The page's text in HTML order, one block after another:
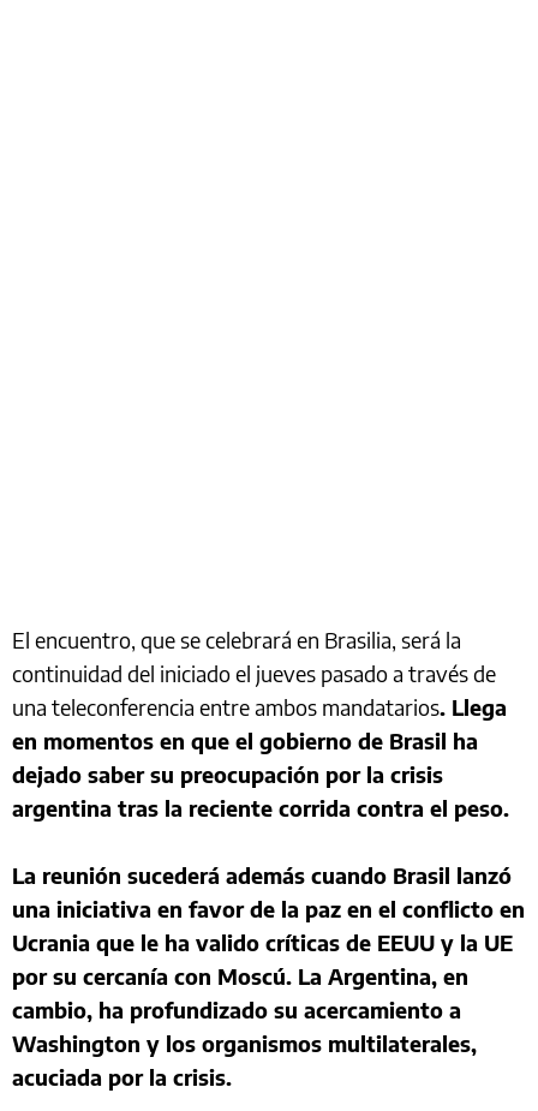
El encuentro, que se celebrará en Brasilia, será la
continuidad del iniciado el jueves pasado a través de
una teleconferencia entre ambos mandatarios. Llega
en momentos en que el gobierno de Brasil ha
dejado saber su preocupación por la crisis
argentina tras la reciente corrida contra el peso.
La reunión sucederá además cuando Brasil lanzó
una iniciativa en favor de la paz en el conflicto en
Ucrania que le ha valido críticas de EEUU y la UE
por su cercanía con Moscú. La Argentina, en
cambio, ha profundizado su acercamiento a
Washington y los organismos multilaterales,
acuciada por la crisis.